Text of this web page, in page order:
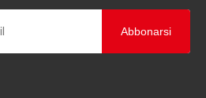
Abbonarsi